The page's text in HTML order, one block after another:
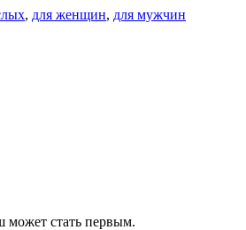
, для женщин, для мужчин
стать первым.